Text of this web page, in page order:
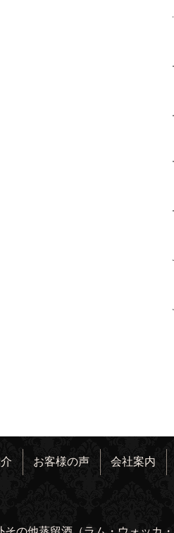
お客様の声 会社案内